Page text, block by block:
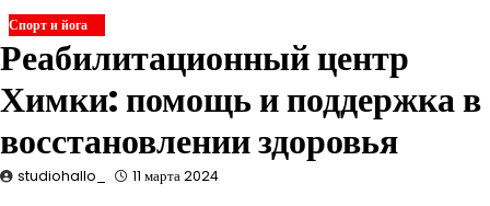
Спорт и йога
Реабилитационный центр
Химки: помощь и поддержка в
восстановлении здоровья
studiohallo_ 11 марта 2024